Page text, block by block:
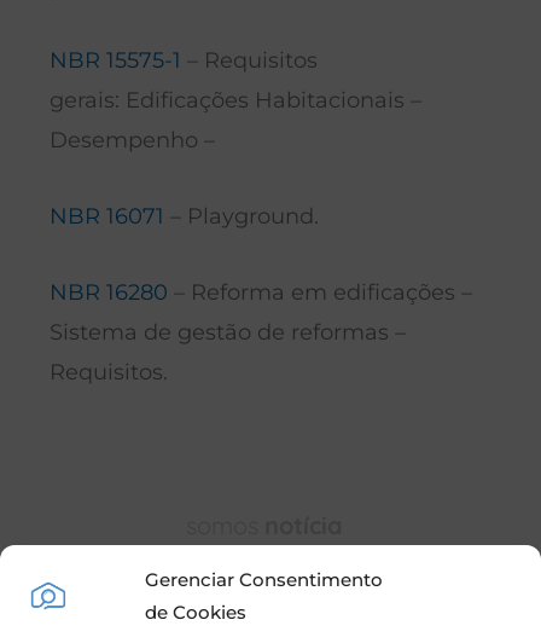
Gerenciar Consentimento
de Cookies
NBR 15575-1
– Requisitos
gerais: Edificações Habitacionais –
Desempenho –
NBR 16071 – Playground.
NBR 16280 – Reforma em edificações –
Sistema de gestão de reformas –
Requisitos.